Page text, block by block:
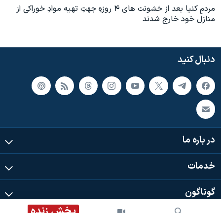
مردمِ کنيا بعد از خشونت های ۴ روزهِ جهتِ تهيه موادِ خوراکی از
منازل خود خارج شدند
دنبال کنید
در باره ما
خدمات
گوناگون